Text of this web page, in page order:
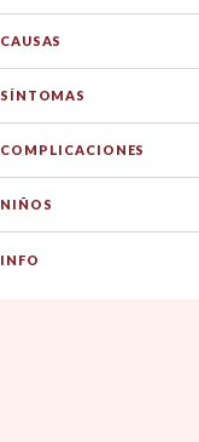
CAUSAS
SÍNTOMAS
COMPLICACIONES
NIÑOS
INFO